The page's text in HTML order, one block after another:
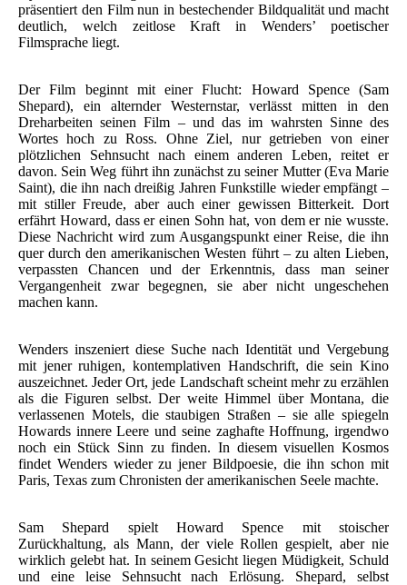
präsentiert den Film nun in bestechender Bildqualität und macht
deutlich, welch zeitlose Kraft in Wenders’ poetischer
Filmsprache liegt.
Der Film beginnt mit einer Flucht: Howard Spence (Sam
Shepard), ein alternder Westernstar, verlässt mitten in den
Dreharbeiten seinen Film – und das im wahrsten Sinne des
Wortes hoch zu Ross. Ohne Ziel, nur getrieben von einer
plötzlichen Sehnsucht nach einem anderen Leben, reitet er
davon. Sein Weg führt ihn zunächst zu seiner Mutter (Eva Marie
Saint), die ihn nach dreißig Jahren Funkstille wieder empfängt –
mit stiller Freude, aber auch einer gewissen Bitterkeit. Dort
erfährt Howard, dass er einen Sohn hat, von dem er nie wusste.
Diese Nachricht wird zum Ausgangspunkt einer Reise, die ihn
quer durch den amerikanischen Westen führt – zu alten Lieben,
verpassten Chancen und der Erkenntnis, dass man seiner
Vergangenheit zwar begegnen, sie aber nicht ungeschehen
machen kann.
Wenders inszeniert diese Suche nach Identität und Vergebung
mit jener ruhigen, kontemplativen Handschrift, die sein Kino
auszeichnet. Jeder Ort, jede Landschaft scheint mehr zu erzählen
als die Figuren selbst. Der weite Himmel über Montana, die
verlassenen Motels, die staubigen Straßen – sie alle spiegeln
Howards innere Leere und seine zaghafte Hoffnung, irgendwo
noch ein Stück Sinn zu finden. In diesem visuellen Kosmos
findet Wenders wieder zu jener Bildpoesie, die ihn schon mit
Paris, Texas zum Chronisten der amerikanischen Seele machte.
Sam Shepard spielt Howard Spence mit stoischer
Zurückhaltung, als Mann, der viele Rollen gespielt, aber nie
wirklich gelebt hat. In seinem Gesicht liegen Müdigkeit, Schuld
und eine leise Sehnsucht nach Erlösung. Shepard, selbst